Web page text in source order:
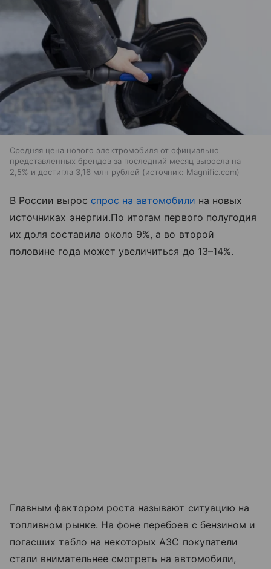
Средняя цена нового электромобиля от официально
представленных брендов за последний месяц выросла на
2,5% и достигла 3,16 млн рублей
источник: Magnific.com
В России вырос спрос на автомобили на новых
источниках энергии.По итогам первого полугодия
их доля составила около 9%, а во второй
половине года может увеличиться до 13–14%.
Главным фактором роста называют ситуацию на
топливном рынке. На фоне перебоев с бензином и
погасших табло на некоторых АЗС покупатели
стали внимательнее смотреть на автомобили,